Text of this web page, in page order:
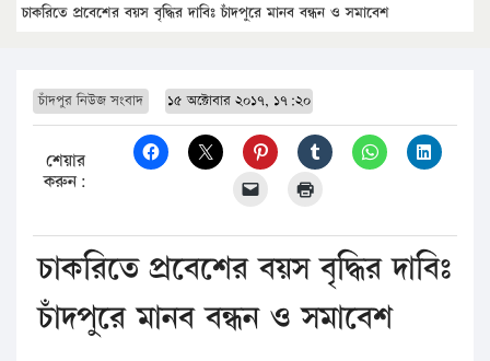
চাকরিতে প্রবেশের বয়স বৃদ্ধির দাবিঃ চাঁদপুরে মানব বন্ধন ও সমাবেশ
চাঁদপুর নিউজ সংবাদ ১৫ অক্টোবার ২০১৭, ১৭:২০
শেয়ার
করুন:
চাকরিতে প্রবেশের বয়স বৃদ্ধির দাবিঃ
চাঁদপুরে মানব বন্ধন ও সমাবেশ